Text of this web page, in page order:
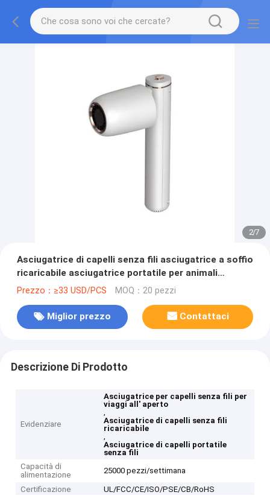
2/7
Asciugatrice di capelli senza fili asciugatrice a soffio
ricaricabile asciugatrice portatile per animali
domestici con vento caldo e freddo per viaggi all'
Prezzo：≥33 USD/PCS MOQ：20 pezzi
Miglior prezzo Contattaci
Descrizione Di Prodotto
Evidenziare
Asciugatrice per capelli senza fili per
viaggi all' aperto
,
Asciugatrice di capelli senza fili
ricaricabile
,
Asciugatrice di capelli portatile
senza fili
Capacità di
alimentazione
25000 pezzi/settimana
Certificazione
UL/FCC/CE/ISO/PSE/CB/RoHS